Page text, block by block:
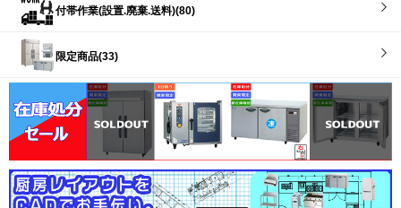
付帯作業(設置.廃棄.送料)(80)
限定商品(33)